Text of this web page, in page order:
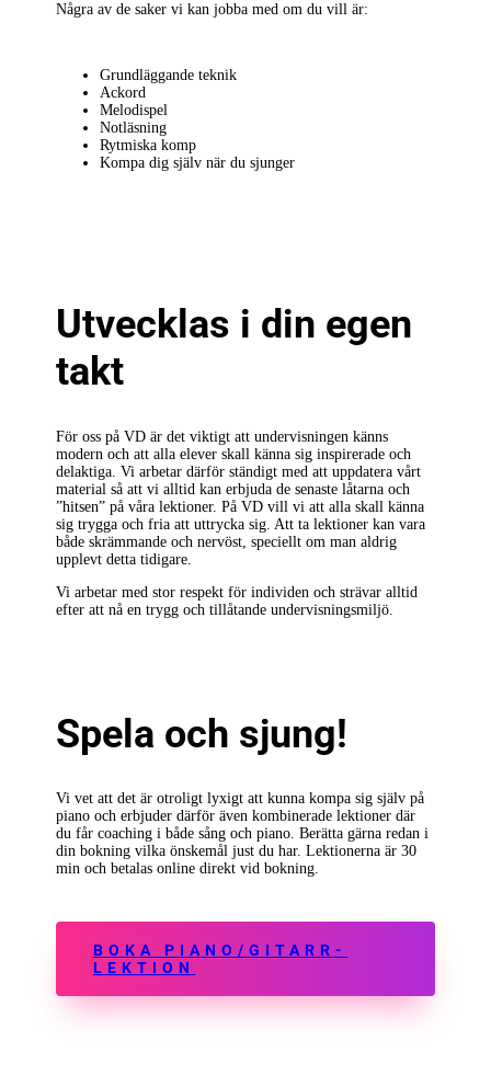
Några av de saker vi kan jobba med om du vill är:
Grundläggande teknik
Ackord
Melodispel
Notläsning
Rytmiska komp
Kompa dig själv när du sjunger
Utvecklas i din egen
takt
För oss på VD är det viktigt att undervisningen känns
modern och att alla elever skall känna sig inspirerade och
delaktiga. Vi arbetar därför ständigt med att uppdatera vårt
material så att vi alltid kan erbjuda de senaste låtarna och
”hitsen” på våra lektioner. På VD vill vi att alla skall känna
sig trygga och fria att uttrycka sig. Att ta lektioner kan vara
både skrämmande och nervöst, speciellt om man aldrig
upplevt detta tidigare.
Vi arbetar med stor respekt för individen och strävar alltid
efter att nå en trygg och tillåtande undervisningsmiljö.
Spela och sjung!
Vi vet att det är otroligt lyxigt att kunna kompa sig själv på
piano och erbjuder därför även kombinerade lektioner där
du får coaching i både sång och piano. Berätta gärna redan i
din bokning vilka önskemål just du har. Lektionerna är 30
min och betalas online direkt vid bokning.
BOKA PIANO/GITARR-
LEKTION